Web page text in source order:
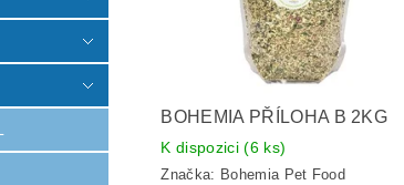
BOHEMIA PŘÍLOHA B 2KG
K dispozici(6 ks)
Značka: Bohemia Pet Food